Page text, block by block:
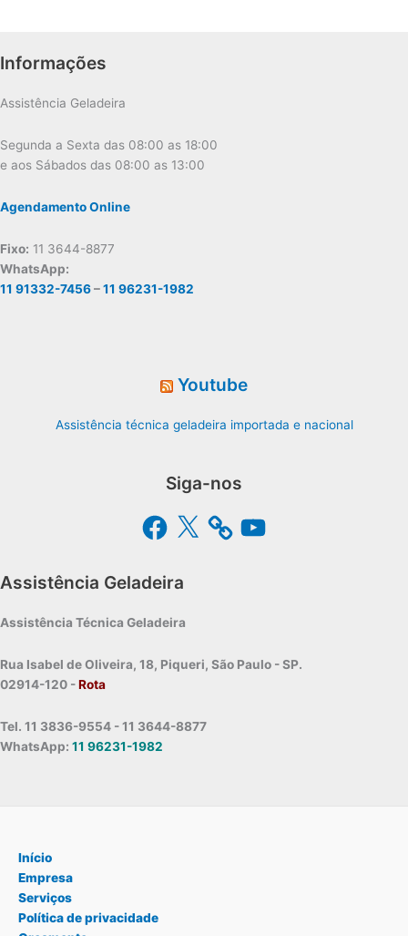
Informações
Assistência Geladeira
Segunda a Sexta das 08:00 as 18:00
e aos Sábados das 08:00 as 13:00
Agendamento Online
Fixo: 11 3644-8877
WhatsApp:
11 91332-7456–11 96231-1982
Youtube
Assistência técnica geladeira importada e nacional
Siga-nos
Facebook
X YouTube
Assistência Geladeira
Assistência Técnica Geladeira
Rua Isabel de Oliveira, 18, Piqueri, São Paulo - SP.
02914-120 -Rota
Tel. 11 3836-9554 - 11 3644-8877
WhatsApp: 11 96231-1982
Início
Empresa
Serviços
Política de privacidade